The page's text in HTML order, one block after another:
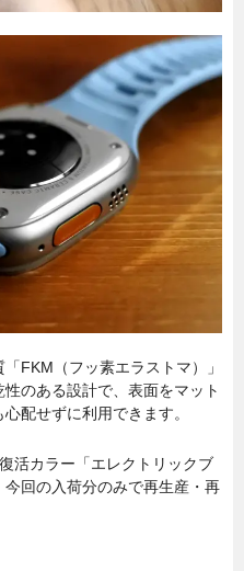
FKM（フッ素エラストマ）」
のある設計で、表面をマット
配せずに利用できます。
活カラー「エレクトリックブ
回の入荷分のみで再生産・再